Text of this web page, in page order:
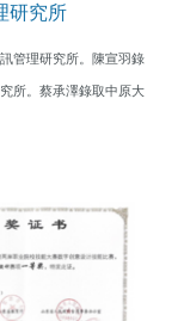
研究所
管理研究所。陳宣羽錄
所。蔡承澤錄取中原大